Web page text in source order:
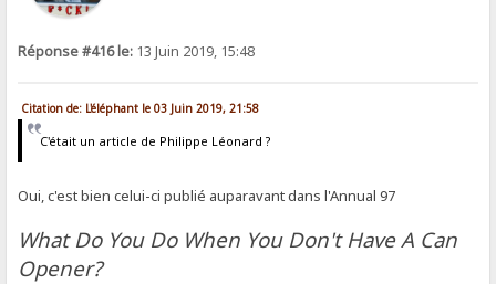
Réponse #416 le: 13 Juin 2019, 15:48
Citation de: L'éléphant le 03 Juin 2019, 21:58
C'était un article de Philippe Léonard ?
Oui, c'est bien celui-ci publié auparavant dans l'Annual 97
What Do You Do When You Don't Have A Can
Opener?